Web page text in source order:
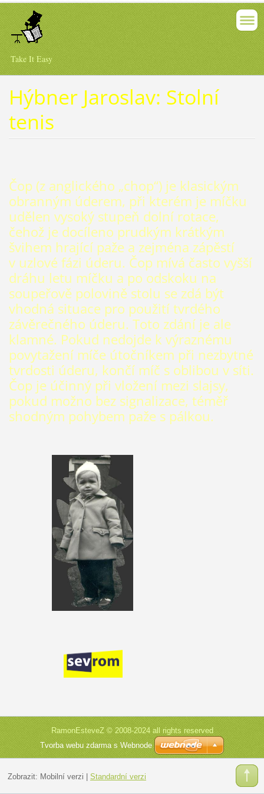
Take It Easy
Hýbner Jaroslav: Stolní
tenis
Čop (z anglického „chop“) je klasickým
obranným úderem, při kterém je míčku
udělen vysoký stupeň dolní rotace,
čehož je docíleno prudkým krátkým
švihem hrající paže a zejména zápěstí
v uzlové fázi úderu. Čop mívá často vyšší
dráhu letu míčku a po odskoku na
soupeřově polovině stolu se zdá být
vhodná situace pro použití tvrdého
závěrečného úderu. Toto zdání je ale
klamné. Pokud nedojde k výraznému
povytažení míče útočníkem při nezbytné
tvrdosti úderu, končí míč s oblibou v síti.
Čop je účinný při vložení mezi slajsy,
pokud možno bez signalizace, téměř
shodným pohybem paže s pálkou.
RamonEsteveZ © 2008-2024 all rights reserved
Tvorba webu zdarma s Webnode
Zobrazit: Mobilní verzi | Standardní verzi